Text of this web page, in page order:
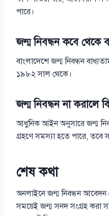
পারে।
জন্ম নিবন্ধন কবে থেকে
বাংলাদেশে জন্ম নিবন্ধন
১৯৮২ সাল থেকে।
জন্ম নিবন্ধন না করালে
আধুনিক আইন অনুসারে জন্ম
গ্রহণে সমস্যা হতে পারে, তবে
শেষ কথা
অনলাইনে জন্ম নিবন্ধন
সময়েই জন্ম সনদ সংগ্রহ করা